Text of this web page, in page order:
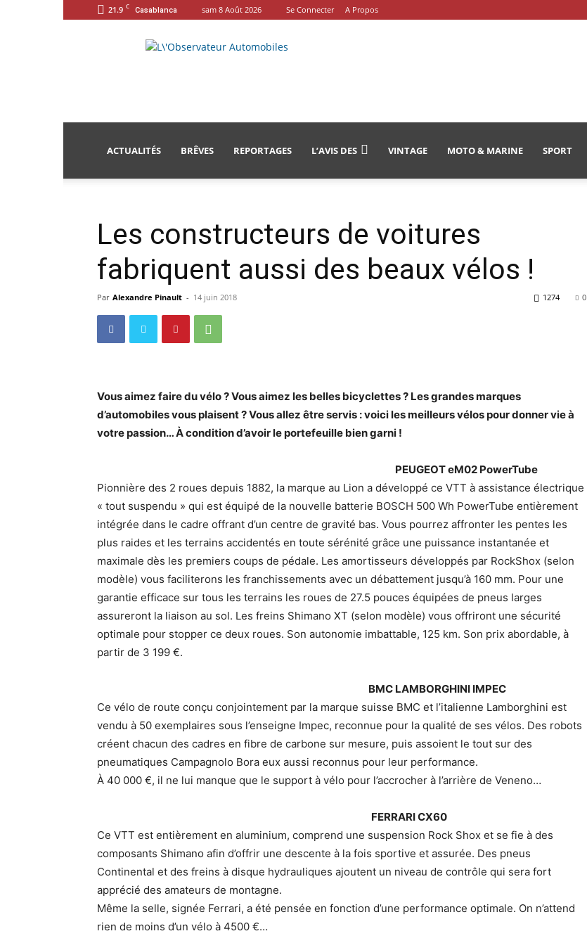
21.9 C Casablanca sam 8 Août 2026 Se Connecter A Propos
L'Observateur
ACTUALITÉS BRÊVES REPORTAGES L’AVIS DES VINTAGE MOTO & MARINE SPORT
Les constructeurs de voitures
fabriquent aussi des beaux vélos !
Par Alexandre Pinault - 14 juin 2018 0
1274
Vous aimez faire du vélo ? Vous aimez les belles bicyclettes ? Les grandes marques
d’automobiles vous plaisent ? Vous allez être servis : voici les meilleurs vélos pour donner vie à
votre passion… À condition d’avoir le portefeuille bien garni !
PEUGEOT eM02 PowerTube
Pionnière des 2 roues depuis 1882, la marque au Lion a développé ce VTT à assistance électrique
« tout suspendu » qui est équipé de la nouvelle batterie BOSCH 500 Wh PowerTube entièrement
intégrée dans le cadre offrant d’un centre de gravité bas. Vous pourrez affronter les pentes les
plus raides et les terrains accidentés en toute sérénité grâce une puissance instantanée et
maximale dès les premiers coups de pédale. Les amortisseurs développés par RockShox (selon
modèle) vous faciliterons les franchissements avec un débattement jusqu’à 160 mm. Pour une
garantie efficace sur tous les terrains les roues de 27.5 pouces équipées de pneus larges
assureront la liaison au sol. Les freins Shimano XT (selon modèle) vous offriront une sécurité
optimale pour stopper ce deux roues. Son autonomie imbattable, 125 km. Son prix abordable, à
partir de 3 199 €.
BMC LAMBORGHINI IMPEC
Ce vélo de route conçu conjointement par la marque suisse BMC et l’italienne Lamborghini est
vendu à 50 exemplaires sous l’enseigne Impec, reconnue pour la qualité de ses vélos. Des robots
créent chacun des cadres en fibre de carbone sur mesure, puis assoient le tout sur des
pneumatiques Campagnolo Bora eux aussi reconnus pour leur performance.
À 40 000 €, il ne lui manque que le support à vélo pour l’accrocher à l’arrière de Veneno…
FERRARI CX60
Ce VTT est entièrement en aluminium, comprend une suspension Rock Shox et se fie à des
composants Shimano afin d’offrir une descente à la fois sportive et assurée. Des pneus
Continental et des freins à disque hydrauliques ajoutent un niveau de contrôle qui sera fort
apprécié des amateurs de montagne.
Même la selle, signée Ferrari, a été pensée en fonction d’une performance optimale. On n’attend
rien de moins d’un vélo à 4500 €…